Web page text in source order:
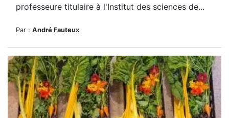
professeure titulaire à l'Institut des sciences de...
Par : André Fauteux